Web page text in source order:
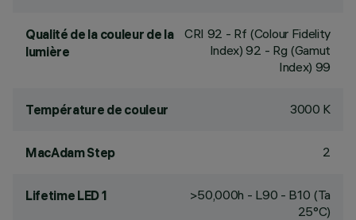
Qualité de la couleur de la
lumière
CRI 92 - Rf (Colour Fidelity
Index) 92 - Rg (Gamut
Index) 99
Température de couleur 3000 K
MacAdam Step 2
Lifetime LED 1
>50,000h - L90 - B10 (Ta
25°C)